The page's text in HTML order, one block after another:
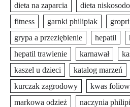
dieta na zaparcia
dieta
fitness
garnki philipiak
grypa a przeziębienie
hepatil
hepatil trawienie
karnawał
kaszel u dzieci
katalog marzeń
kurczak zagrodowy
kwas
markowa odzież
naczynia